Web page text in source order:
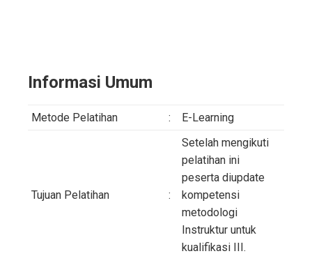
Informasi Umum
Metode Pelatihan : E-Learning
Tujuan Pelatihan :
Setelah mengikuti
pelatihan ini
peserta diupdate
kompetensi
metodologi
Instruktur untuk
kualifikasi III.